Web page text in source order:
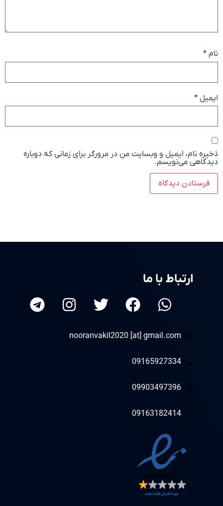
نام *
ایمیل *
ذخیره نام، ایمیل و وبسایت من در مرورگر برای زمانی که دوباره
دیدگاهی می‌نویسم.
ارتباط با ما
nooranvakil2020 [at] gmail.com
09165927334
09903497396
09163182414